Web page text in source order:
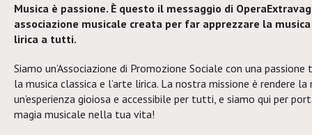
Musica è passione. È questo il messaggio di
associazione musicale creata per far apprezzare la
lirica a tutti.
Siamo un’Associazione di Promozione Sociale con una
la musica classica e l’arte lirica. La nostra missione è rendere la
un’esperienza gioiosa e accessibile per tutti, e siamo qui per
magia musicale nella tua vita!